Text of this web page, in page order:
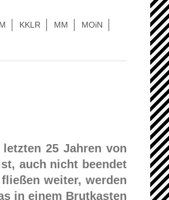
KKLR MM
MOiN
25 Jahren von
auch nicht beendet
weiter, werden
in einem Brutkasten